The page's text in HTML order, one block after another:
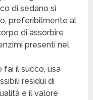
di sedano si
preferibilmente al
di assorbire
presenti nel
fai il succo, usa
residui di
e il valore